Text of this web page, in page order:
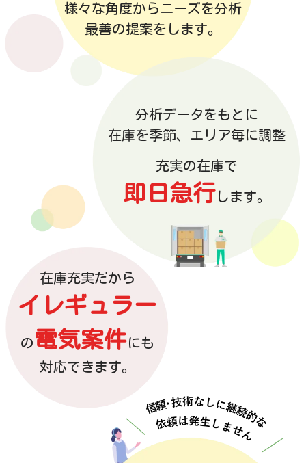
様々な角度からニーズを分析
最善の提案をします。
分析データをもとに
在庫を季節、エリア毎に調整
充実の在庫で
即日急行 します。
在庫充実だから
イレギュラー
の 電気案件にも
対応できます。